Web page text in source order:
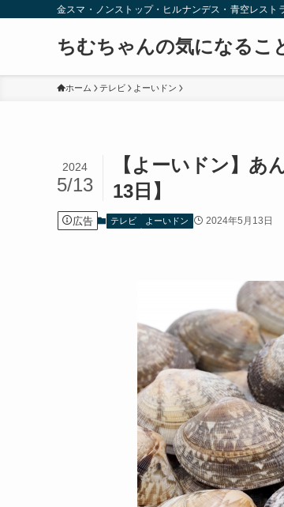
金スマ・ノンストップ・ヒルナンデス・青空レスト
ちむちゃんの気になるこ
ホーム テレビ よーいドン
【よーいドン】あ
13日】
2024
5/13
広告 テレビ よーいドン 2024年5月13日